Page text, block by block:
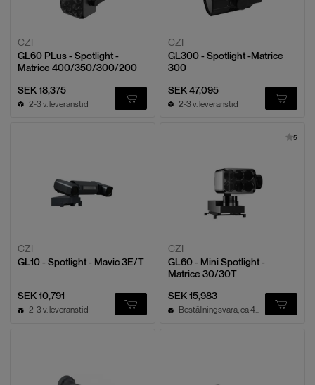
CZI
GL60 PLus - Spotlight -
Matrice 400/350/300/200
SEK 18,375
2-3 v. leveranstid
CZI
GL300 - Spotlight -Matrice
300
SEK 47,095
2-3 v. leveranstid
CZI
GL10 - Spotlight - Mavic 3E/T
SEK 10,791
2-3 v. leveranstid
5
CZI
GL60 - Mini Spotlight -
Matrice 30/30T
SEK 15,983
Beställningsvara, ca 4v leveranstid